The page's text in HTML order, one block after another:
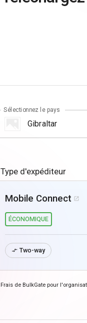
Sélectionnez le pays
Type d'expéditeur
Mobile Connect 
ÉCONOMIQUE
 Two-way
Frais de BulkGate pour